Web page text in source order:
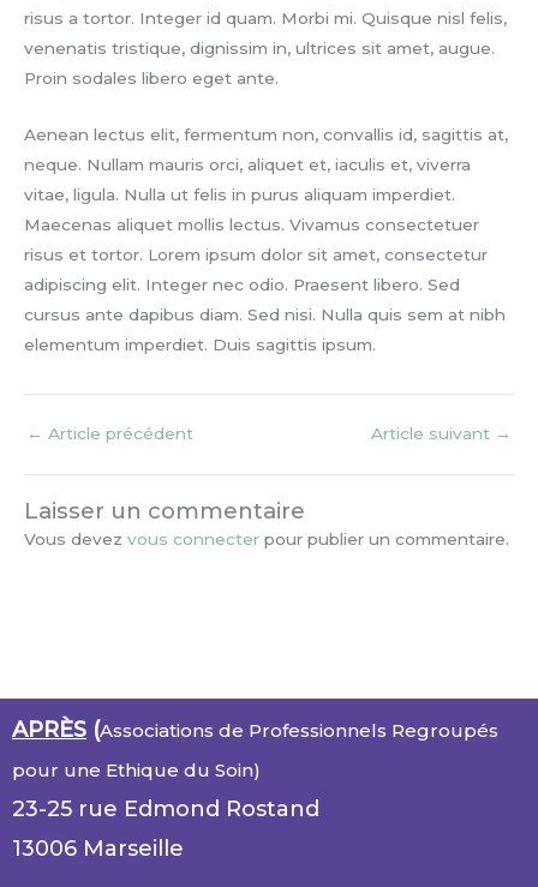
risus a tortor. Integer id quam. Morbi mi. Quisque nisl felis,
venenatis tristique, dignissim in, ultrices sit amet, augue.
Proin sodales libero eget ante.
Aenean lectus elit, fermentum non, convallis id, sagittis at,
neque. Nullam mauris orci, aliquet et, iaculis et, viverra
vitae, ligula. Nulla ut felis in purus aliquam imperdiet.
Maecenas aliquet mollis lectus. Vivamus consectetuer
risus et tortor. Lorem ipsum dolor sit amet, consectetur
adipiscing elit. Integer nec odio. Praesent libero. Sed
cursus ante dapibus diam. Sed nisi. Nulla quis sem at nibh
elementum imperdiet. Duis sagittis ipsum.
← Article précédent Article suivant →
Laisser un commentaire
Vous devez vous connecter pour publier un commentaire.
APRÈS (Associations de Professionnels Regroupés
pour une Ethique du Soin)
23-25 rue Edmond Rostand
13006 Marseille